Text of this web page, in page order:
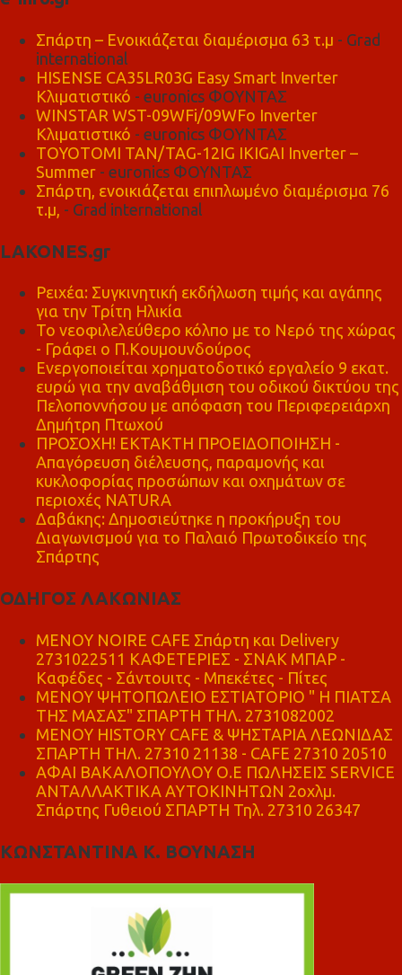
Σπάρτη – Ενοικιάζεται διαμέρισμα 63 τ.μ - Grad
international
HISENSE CA35LR03G Easy Smart Inverter
Κλιματιστικό - euronics ΦΟΥΝΤΑΣ
WINSTAR WST-09WFi/09WFo Inverter
Κλιματιστικό - euronics ΦΟΥΝΤΑΣ
TOYOTOMI TAN/TAG-12IG IKIGAI Inverter –
Summer - euronics ΦΟΥΝΤΑΣ
Σπάρτη, ενοικιάζεται επιπλωμένο διαμέρισμα 76
τ.μ, - Grad international
LAKONES.gr
Ρειχέα: Συγκινητική εκδήλωση τιμής και αγάπης
για την Τρίτη Ηλικία
Το νεοφιλελεύθερο κόλπο με το Νερό της χώρας
- Γράφει ο Π.Κουμουνδούρος
Ενεργοποιείται χρηματοδοτικό εργαλείο 9 εκατ.
ευρώ για την αναβάθμιση του οδικού δικτύου της
Πελοποννήσου με απόφαση του Περιφερειάρχη
Δημήτρη Πτωχού
ΠΡΟΣΟΧΗ! ΕΚΤΑΚΤΗ ΠΡΟΕΙΔΟΠΟΙΗΣΗ -
Απαγόρευση διέλευσης, παραμονής και
κυκλοφορίας προσώπων και οχημάτων σε
περιοχές NATURA
Δαβάκης: Δημοσιεύτηκε η προκήρυξη του
Διαγωνισμού για το Παλαιό Πρωτοδικείο της
Σπάρτης
ΟΔΗΓΟΣ ΛΑΚΩΝΙΑΣ
MENOY NOIRE CAFE Σπάρτη και Delivery
2731022511 ΚΑΦΕΤΕΡΙΕΣ - ΣΝΑΚ ΜΠΑΡ -
Καφέδες - Σάντουιτς - Μπεκέτες - Πίτες
ΜΕΝΟΥ ΨΗΤΟΠΩΛΕΙΟ ΕΣΤΙΑΤΟΡΙΟ " Η ΠΙΑΤΣΑ
ΤΗΣ ΜΑΣΑΣ" ΣΠΑΡΤΗ ΤΗΛ. 2731082002
ΜΕΝΟΥ HISTORY CAFE & ΨΗΣΤΑΡΙΑ ΛΕΩΝΙΔΑΣ
ΣΠΑΡΤΗ ΤΗΛ. 27310 21138 - CAFE 27310 20510
ΑΦΑΙ ΒΑΚΑΛΟΠΟΥΛΟΥ Ο.Ε ΠΩΛΗΣΕΙΣ SERVICE
ΑΝΤΑΛΛΑΚΤΙΚΑ ΑΥΤΟΚΙΝΗΤΩΝ 2οχλμ.
Σπάρτης Γυθειού ΣΠΑΡΤΗ Τηλ. 27310 26347
ΚΩΝΣΤΑΝΤΙΝΑ Κ. ΒΟΥΝΑΣΗ